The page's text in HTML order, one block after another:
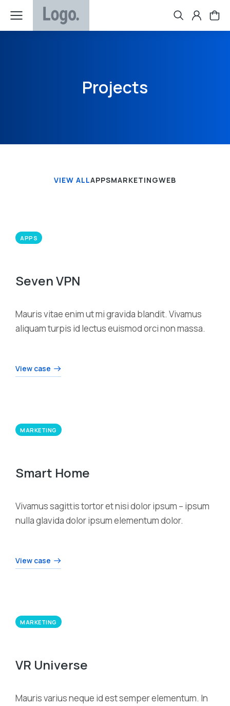
Projects
VIEW ALLAPPSMARKETINGWEB
APPS
Seven VPN
Mauris vitae enim ut mi gravida blandit. Vivamus
aliquam turpis id lectus euismod orci non massa.
View case
MARKETING
Smart Home
Vivamus sagittis tortor et nisi dolor ipsum – ipsum
nulla glavida dolor ipsum elementum dolor.
View case
MARKETING
VR Universe
Mauris varius neque id est semper elementum. In